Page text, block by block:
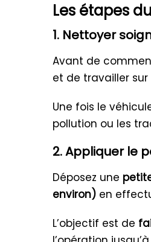
Les étapes
1. Nettoyer
Avant de
et de travailler
Une fois le
pollution ou les
2. Appliquer le
Déposez une
environ) en
L’objectif est de